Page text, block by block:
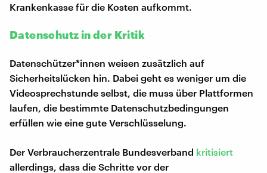
Krankenkasse für die Kosten aufkommt.
Datenschutz in der Kritik
Datenschützer*innen weisen zusätzlich auf
Sicherheitslücken hin. Dabei geht es weniger um die
Videosprechstunde selbst, die muss über Plattformen
laufen, die bestimmte Datenschutzbedingungen
erfüllen wie eine gute Verschlüsselung.
Der Verbraucherzentrale Bundesverband kritisiert
allerdings, dass die Schritte vor der